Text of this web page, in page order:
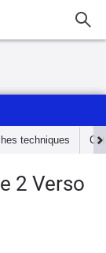
techniques
2 Verso